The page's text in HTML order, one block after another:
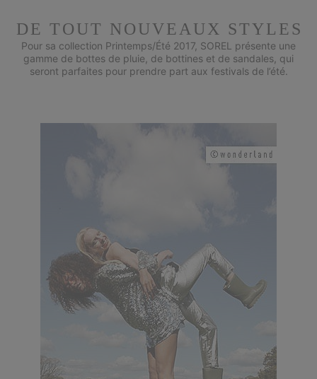
DE TOUT NOUVEAUX STYLES
Pour sa collection Printemps/Été 2017, SOREL présente une
gamme de bottes de pluie, de bottines et de sandales, qui
seront parfaites pour prendre part aux festivals de l’été.